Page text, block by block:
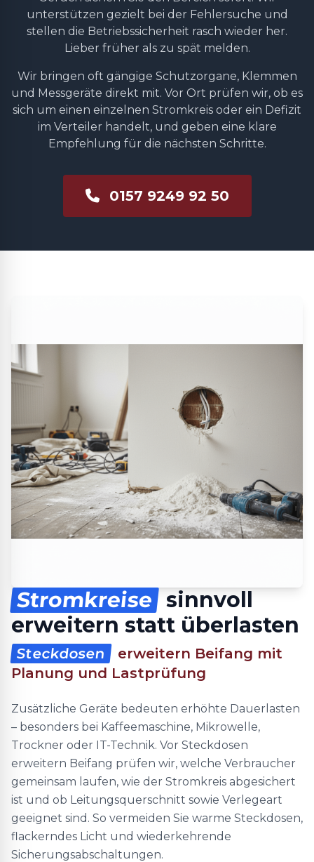
unterstützen gezielt bei der Fehlersuche und
stellen die Betriebssicherheit rasch wieder her.
Lieber früher als zu spät melden.
Wir bringen oft gängige Schutzorgane, Klemmen
und Messgeräte direkt mit. Vor Ort prüfen wir, ob es
sich um einen einzelnen Stromkreis oder ein Defizit
im Verteiler handelt, und geben eine klare
Empfehlung für die nächsten Schritte.
0157 9249 92 50
Stromkreise sinnvoll
erweitern statt überlasten
Steckdosen
erweitern Beifang mit
Planung und Lastprüfung
Zusätzliche Geräte bedeuten erhöhte Dauerlasten
– besonders bei Kaffeemaschine, Mikrowelle,
Trockner oder IT-Technik. Vor Steckdosen
erweitern Beifang prüfen wir, welche Verbraucher
gemeinsam laufen, wie der Stromkreis abgesichert
ist und ob Leitungsquerschnitt sowie Verlegeart
geeignet sind. So vermeiden Sie warme Steckdosen,
flackerndes Licht und wiederkehrende
Sicherungsabschaltungen.